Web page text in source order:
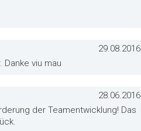
29.08.2016
viu mau
28.06.2016
der Teamentwicklung! Das